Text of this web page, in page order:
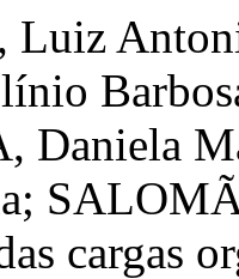
Daniela
cargas